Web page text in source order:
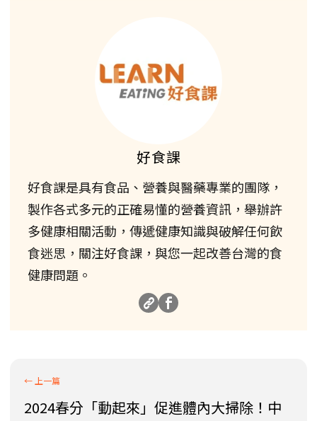
好食課
好食課是具有食品、營養與醫藥專業的團隊，
製作各式多元的正確易懂的營養資訊，舉辦許
多健康相關活動，傳遞健康知識與破解任何飲
食迷思，關注好食課，與您一起改善台灣的食
健康問題。
2024春分「動起來」促進體內大掃除！中